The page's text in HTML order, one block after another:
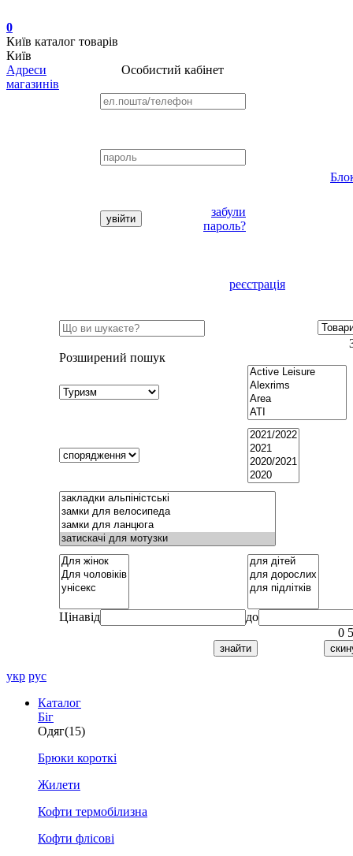
0
Київ каталог товарів
Київ
Адреси
магазинів
Особистий кабінет
забули
пароль?
реєстрація
Розширений пошук
Цінавід
до
0
укр рус
Каталог
Біг
Одяг(15)
Брюки короткі
Жилети
Кофти термобілизна
Кофти флісові